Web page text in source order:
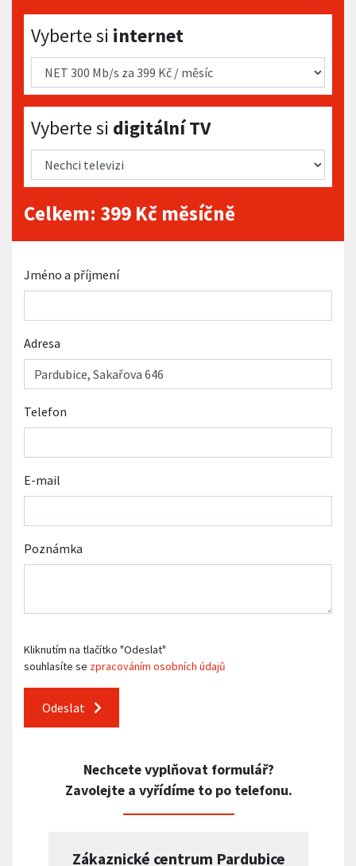
Vyberte si internet
Vyberte si internet
Vyberte si digitální TV
Vyberte si digitální TV
Celkem: 399 Kč měsíčně
Jméno a příjmení
Adresa
Telefon
E-mail
Poznámka
Kliknutím na tlačítko "Odeslat"
souhlasíte se zpracováním osobních údajů
Odeslat
Nechcete vyplňovat formulář?
Zavolejte a vyřídíme to po telefonu.
Zákaznické centrum Pardubice